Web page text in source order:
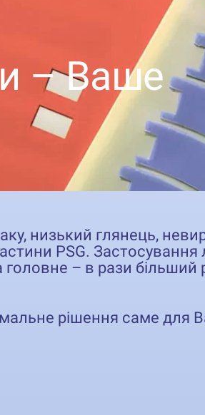
– Ваше
низький глянець,
PSG.
– в рази більший
рішення саме для